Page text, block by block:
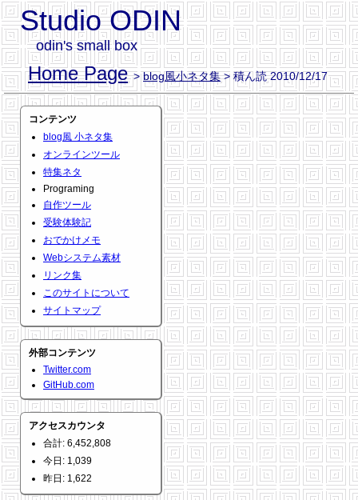
Studio ODIN
odin's small box
Home Page >blog風小ネタ集> 積ん読 2010/12/17
コンテンツ
blog風 小ネタ集
オンラインツール
特集ネタ
Programing
自作ツール
受験体験記
おでかけメモ
Webシステム素材
リンク集
このサイトについて
サイトマップ
外部コンテンツ
Twitter.com
GitHub.com
アクセスカウンタ
合計: 6,452,808
今日: 1,039
昨日: 1,622